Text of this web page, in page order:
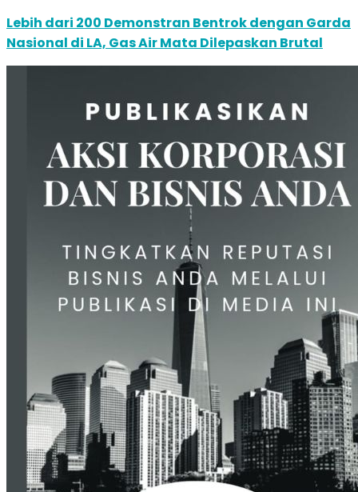
Lebih dari 200 Demonstran Bentrok dengan Garda
Nasional di LA, Gas Air Mata Dilepaskan Brutal